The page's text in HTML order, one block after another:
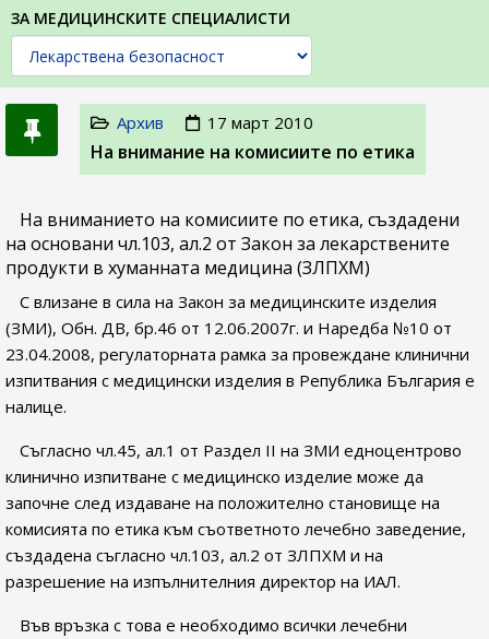
ЗА МЕДИЦИНСКИТЕ СПЕЦИАЛИСТИ
Архив 17 март 2010
На внимание на комисиите по етика
На вниманието на комисиите по етика, създадени
на основани чл.103, ал.2 от Закон за лекарствените
продукти в хуманната медицина (ЗЛПХМ)
С влизане в сила на Закон за медицинските изделия
(ЗМИ), Обн. ДВ, бр.46 от 12.06.2007г. и Наредба №10 от
23.04.2008, регулаторната рамка за провеждане клинични
изпитвания с медицински изделия в Република България е
налице.
Съгласно чл.45, ал.1 от Раздел II на ЗМИ едноцентрово
клинично изпитване с медицинско изделие може да
започне след издаване на положително становище на
комисията по етика към съответното лечебно заведение,
създадена съгласно чл.103, ал.2 от ЗЛПХМ и на
разрешение на изпълнителния директор на ИАЛ.
Във връзка с това е необходимо всички лечебни